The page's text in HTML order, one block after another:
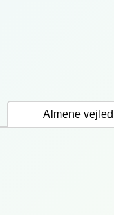
Almene